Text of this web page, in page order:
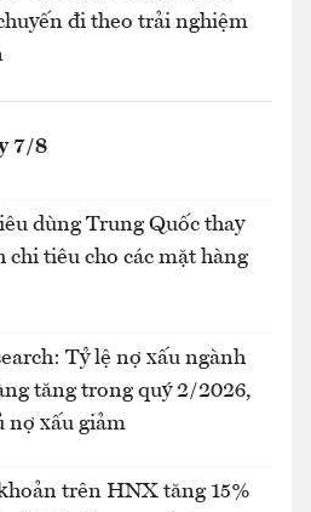
đi theo trải nghiệm
7/8
dùng Trung Quốc thay
chi tiêu cho các mặt hàng
Tỷ lệ nợ xấu ngành
tăng trong quý 2/2026,
nợ xấu giảm
trên HNX tăng 15%